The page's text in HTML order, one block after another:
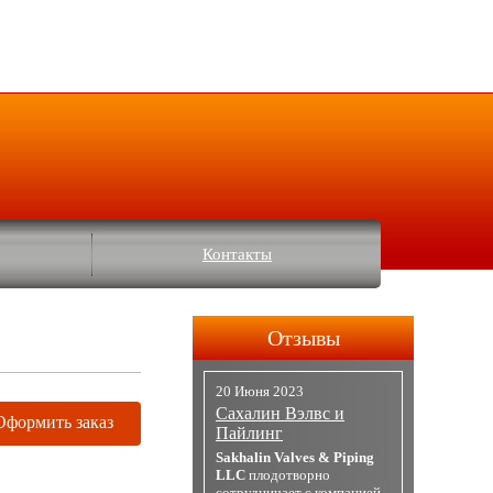
Контакты
заказ
Отзывы
20 Июня 2023
Сахалин Вэлвс и
Пайлинг
Sakhalin Valves & Piping
LLC плодотворно